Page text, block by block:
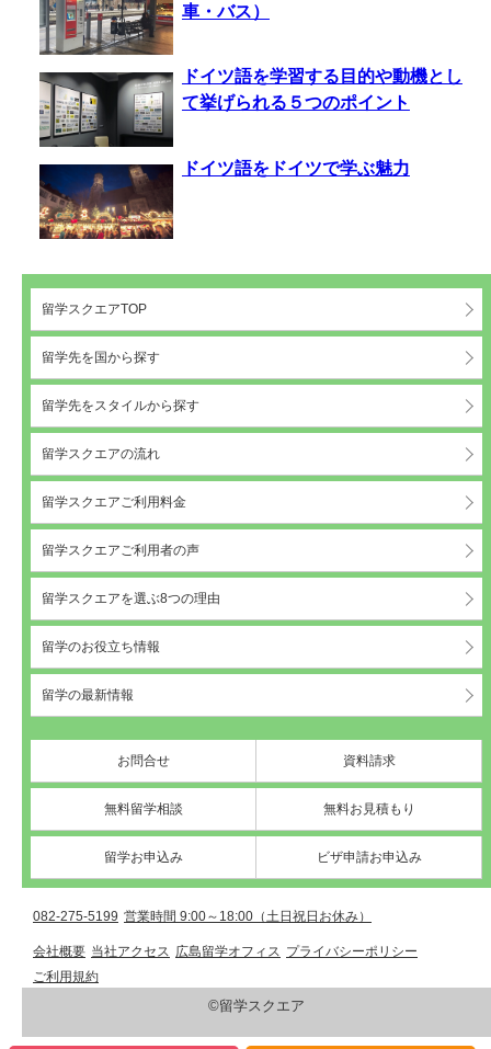
車・バス）
ドイツ語を学習する目的や動機とし
て挙げられる５つのポイント
ドイツ語をドイツで学ぶ魅力
留学スクエアTOP
留学先を国から探す
留学先をスタイルから探す
留学スクエアの流れ
留学スクエアご利用料金
留学スクエアご利用者の声
留学スクエアを選ぶ8つの理由
留学のお役立ち情報
留学の最新情報
お問合せ 資料請求
無料留学相談 無料お見積もり
留学お申込み ビザ申請お申込み
082-275-5199 営業時間 9:00～18:00（土日祝日お休み）
会社概要 当社アクセス 広島留学オフィス プライバシーポリシー
ご利用規約
©留学スクエア